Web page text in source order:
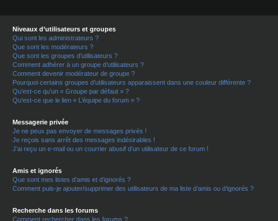
Niveaux d’utilisateurs et groupes
Qui sont les administrateurs ?
Que sont les modérateurs ?
Que sont les groupes d’utilisateurs ?
Comment adhérer à un groupe d’utilisateurs ?
Comment devenir modérateur de groupe ?
Pourquoi certains groupes d’utilisateurs apparaissent dans une couleur différente ?
Qu’est-ce qu’un « Groupe par défaut » ?
Qu’est-ce que le lien « L’équipe du forum » ?
Messagerie privée
Je ne peux pas envoyer de messages privés !
Je reçois sans arrêt des messages indésirables !
J’ai reçu un e-mail ou un courrier abusif d’un utilisateur de ce forum !
Amis et ignorés
Que sont mes listes d’amis et d’ignorés ?
Comment puis-je ajouter/supprimer des utilisateurs de ma liste d’amis ou d’ignorés ?
Recherche dans les forums
Comment rechercher dans les forums ?